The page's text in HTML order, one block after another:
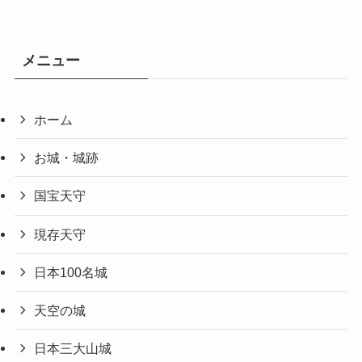
メニュー
ホーム
お城・城跡
国宝天守
現存天守
日本100名城
天空の城
日本三大山城